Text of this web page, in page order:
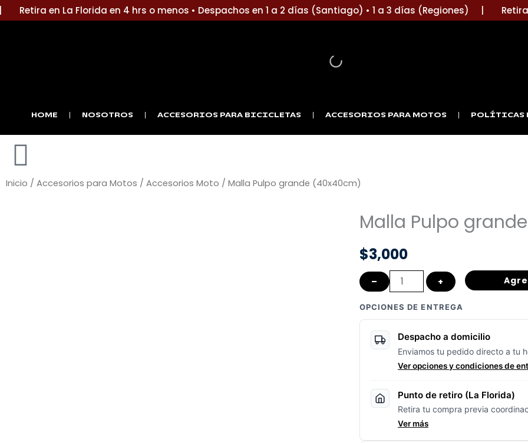
Ir
al
Retira en La Florida en 4 hrs o menos • Despachos en 1 a 2 días (Santiago) • 1 a 3 días (Regiones) | Retira
HOME NOSOTROS ACCESORIOS PARA BICICLETAS ACCESORIOS PARA MOTOS POLÍTICAS
Inicio / Accesorios para Motos / Accesorios Moto / Malla Pulpo grande (40x40cm)
Malla Pulpo
$3,000
Malla
Pulpo
grande
(40x40cm)
cantidad
– +
OPCIONES DE ENTREGA
Despacho a domicilio
Enviamos tu pedido directo a tu
Ver opciones y condiciones de
Punto de retiro (La Florida)
Retira tu compra previa
Ver más